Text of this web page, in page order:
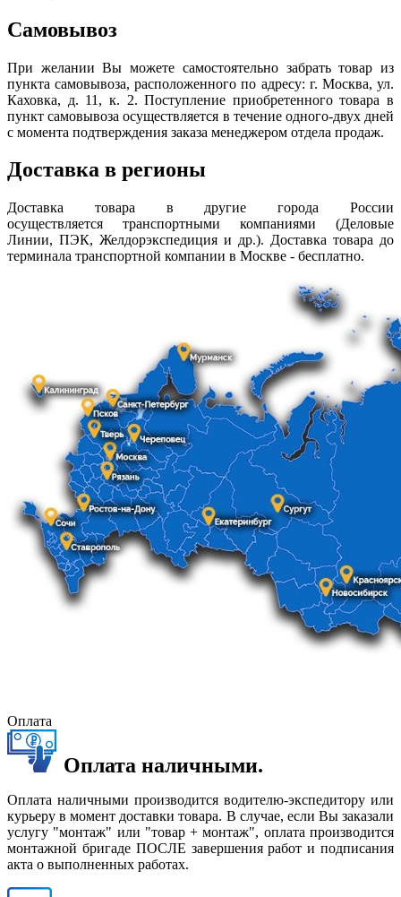
Самовывоз
При желании Вы можете самостоятельно забрать товар из
пункта самовывоза, расположенного по адресу: г. Москва, ул.
Каховка, д. 11, к. 2. Поступление приобретенного товара в
пункт самовывоза осуществляется в течение одного-двух дней
с момента подтверждения заказа менеджером отдела продаж.
Доставка в регионы
Доставка товара в другие города России
осуществляется транспортными компаниями (Деловые
Линии, ПЭК, Желдорэкспедиция и др.). Доставка товара до
терминала транспортной компании в Москве - бесплатно.
Оплата
Оплата наличными.
Оплата наличными производится водителю-экспедитору или
курьеру в момент доставки товара. В случае, если Вы заказали
услугу "монтаж" или "товар + монтаж", оплата производится
монтажной бригаде ПОСЛЕ завершения работ и подписания
акта о выполненных работах.